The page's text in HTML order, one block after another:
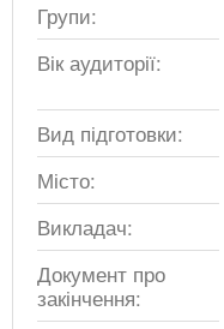
Групи:
Вік аудиторії:
Вид підготовки:
Місто:
Викладач:
Документ про
закінчення: